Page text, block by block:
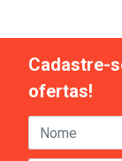
Cadastre-
ofertas!